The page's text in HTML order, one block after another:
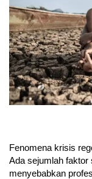
Fenomena krisis
Ada sejumlah faktor
menyebabkan